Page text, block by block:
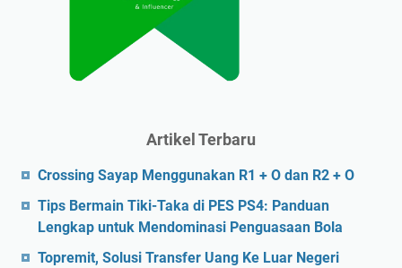
Artikel Terbaru
Crossing Sayap Menggunakan R1 + O dan R2 + O
Tips Bermain Tiki-Taka di PES PS4: Panduan
Lengkap untuk Mendominasi Penguasaan Bola
Topremit, Solusi Transfer Uang Ke Luar Negeri